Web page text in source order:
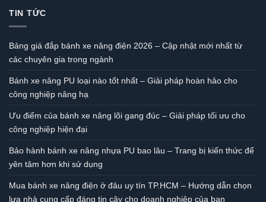
TIN TỨC
Bảng giá đắp bánh xe nâng điện 2026 – Cập nhật mới nhất từ
các chuyên gia trong ngành
Bánh xe nâng PU loại nào tốt nhất – Giải pháp hoàn hảo cho
công nghiệp nâng hạ
Ưu điểm của bánh xe nâng lõi gang đúc – Giải pháp tối ưu cho
công nghiệp hiện đại
Bảo hành bánh xe nâng nhựa PU bao lâu – Trang bị kiến thức để
yên tâm hơn khi sử dụng
Mua bánh xe nâng điện ở đâu uy tín TP.HCM – Hướng dẫn chọn
lựa nhà cung cấp đáng tin cậy cho doanh nghiệp của bạn